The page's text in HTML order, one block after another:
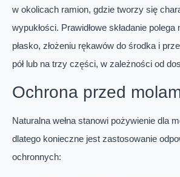
w okolicach ramion, gdzie tworzy się
wypukłości. Prawidłowe składanie polega
płasko, złożeniu rękawów do środka i
pół lub na trzy części, w zależności od
Ochrona przed
Naturalna wełna stanowi pożywienie dla
dlatego konieczne jest zastosowanie
ochronnych: